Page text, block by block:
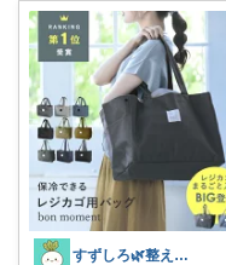
すずしろ🌿整えながら、ゆるく暮らす